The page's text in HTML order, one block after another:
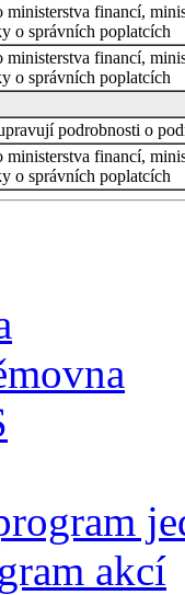
ministerstva financí,
o správních poplatcích
ministerstva financí,
o správních poplatcích
podrobnosti o
ministerstva financí,
o správních poplatcích
akcí